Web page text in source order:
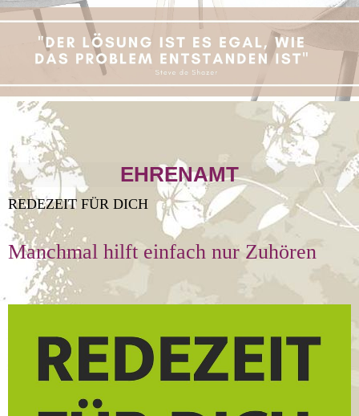
EHRENAMT
REDEZEIT FÜR DICH
Manchmal hilft einfach nur Zuhören